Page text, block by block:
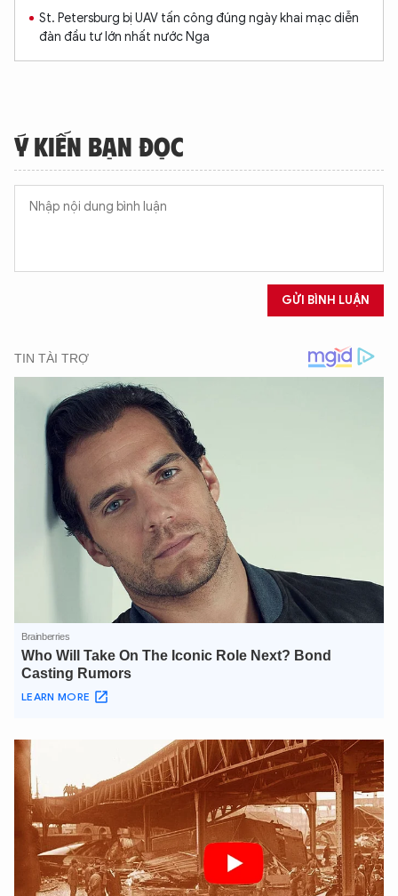
St. Petersburg bị UAV tấn công đúng ngày khai mạc diễn
đàn đầu tư lớn nhất nước Nga
Ý KIẾN BẠN ĐỌC
GỬI BÌNH LUẬN